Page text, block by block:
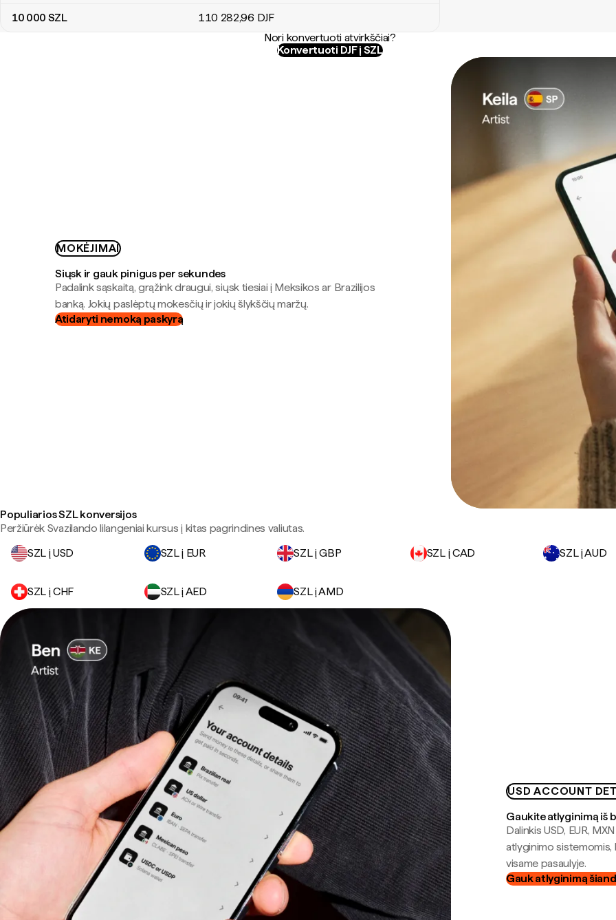
10 000 SZL 110 282,96 DJF
Nori konvertuoti atvirkščiai?
Konvertuoti DJF į SZL
MOKĖJIMAI
Siųsk ir gauk pinigus per sekundes
Padalink sąskaitą, grąžink draugui, siųsk tiesiai į Meksikos ar Brazilijos
banką. Jokių paslėptų mokesčių ir jokių šlykščių maržų.
Atidaryti nemoką paskyrą
Populiarios SZL konversijos
Peržiūrėk Svazilando lilangeniai kursus į kitas pagrindines valiutas.
SZL į USD
SZL į EUR SZL į GBP SZL į CAD SZL į AUD
SZL į CHF SZL į AED SZL į AMD
USD ACCOUNT
Gaukite atlyginimą iš
Dalinkis USD, EUR,
atlyginimo
visame pasaulyje.
Gauk atlyginimą